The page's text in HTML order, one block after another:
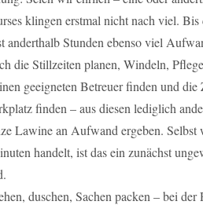
klingen erstmal nicht nach viel. Bis
anderthalb Stunden ebenso viel
die Stillzeiten planen, Windeln,
geeigneten Betreuer finden und die
finden – aus diesen lediglich
Lawine an Aufwand ergeben. Selbst
handelt, ist das ein zunächst
duschen, Sachen packen – bei